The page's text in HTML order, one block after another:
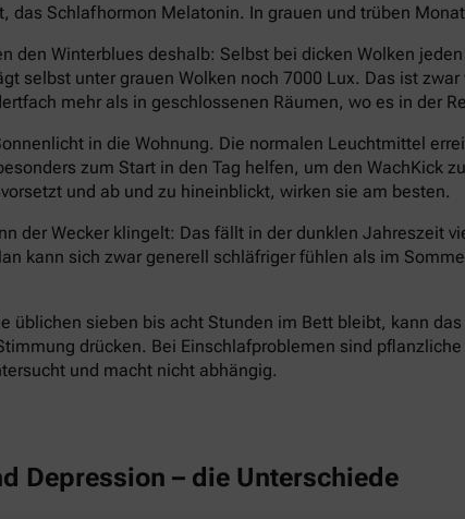
das Schlafhormon Melatonin. In grauen und trüben
den Winterblues deshalb: Selbst bei dicken Wolken
selbst unter grauen Wolken noch 7000 Lux. Das ist
mehr als in geschlossenen Räumen, wo es in der
in die Wohnung. Die normalen Leuchtmittel
zum Start in den Tag helfen, um den WachKick
und ab und zu hineinblickt, wirken sie am besten.
der Wecker klingelt: Das fällt in der dunklen Jahreszeit
kann sich zwar generell schläfriger fühlen als im
üblichen sieben bis acht Stunden im Bett bleibt, kann
drücken. Bei Einschlafproblemen sind
und macht nicht abhängig.
Depression – die Unterschiede